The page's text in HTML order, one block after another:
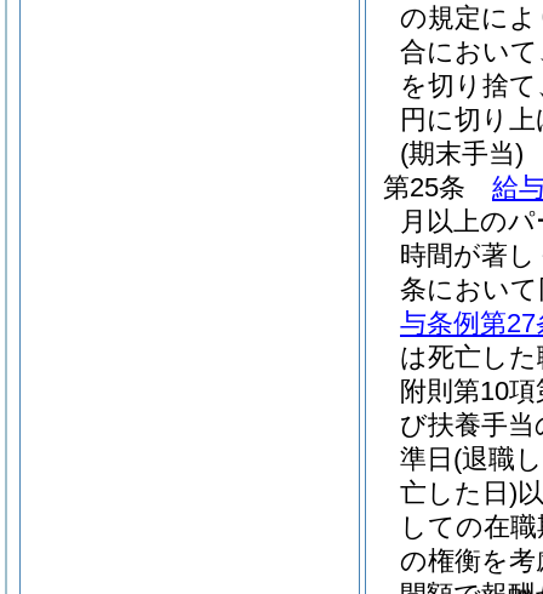
の規定に
合におい
を切り捨
円に切り
(期末手当)
第25条
給
月以上の
時間が著
条におい
与条例第
は死亡し
附則第10
び扶養手
準日 (退職
亡した日)
しての在
の権衡を